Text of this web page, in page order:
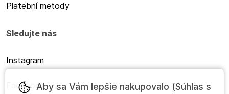
Platební metody
Sledujte nás
Instagram
FacebookAby sa Vám lepšie nakupovalo (Súhlas s